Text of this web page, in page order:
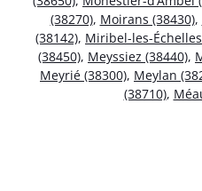
(38270), Moirans (38430),
(38142), Miribel-les-
(38450), Meyssiez (38440),
Meyrié (38300), Meylan
(38710),